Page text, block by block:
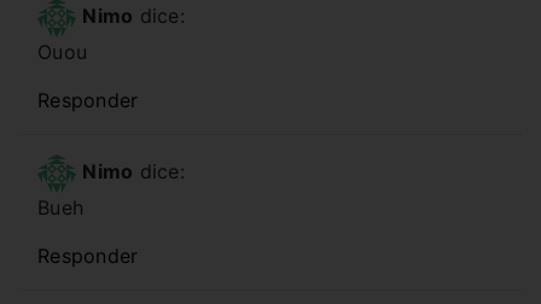
Nimo dice:
Ouou
Responder
Nimo dice:
Bueh
Responder